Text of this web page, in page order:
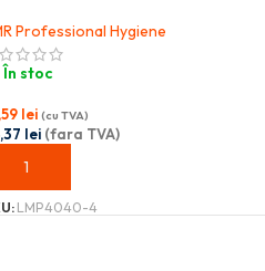
Professional Hygiene
În stoc
lei (cu TVA)
lei(fara TVA)
ADAUGĂ ÎN COȘ
LMP4040-4